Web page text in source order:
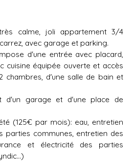
calme, joli appartement 3/4
avec garage et parking.
d'une entrée avec placard,
cuisine équipée ouverte et accès
chambres, d'une salle de bain et
d'un garage et d'une place de
(125€ par mois): eau, entretien
parties communes, entretien des
et électricité des parties